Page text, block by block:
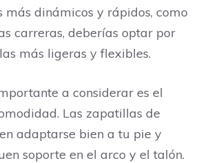
más dinámicos y rápidos, como
carreras, deberías optar por
más ligeras y flexibles.
a considerar es el
Las zapatillas de
adaptarse bien a tu pie y
soporte en el arco y el talón.